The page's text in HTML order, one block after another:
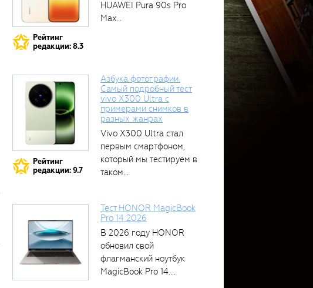
Рейтинг
редакции: 8.3
HUAWEI Pura 90s Pro
Max...
Рейтинг
редакции: 9.7
Азбука фотографии.
Самый подробный тест
vivo X300 Ultra с
примерами снимков в
разных жанрах
Vivo X300 Ultra стал
первым смартфоном,
который мы тестируем в
таком...
Тест HONOR MagicBook
Pro 14 2026
В 2026 году HONOR
обновил свой
флагманский ноутбук
MagicBook Pro 14....